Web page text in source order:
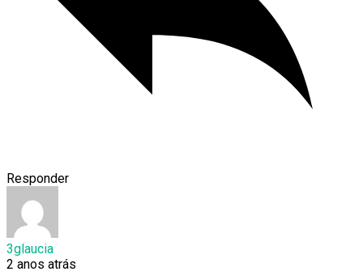
Responder
3glaucia
2 anos atrás